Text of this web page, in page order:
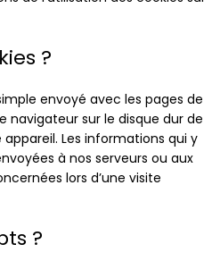
?
envoyé avec les pages de
navigateur sur le disque dur de
Les informations qui y
à nos serveurs ou aux
lors d’une visite
?